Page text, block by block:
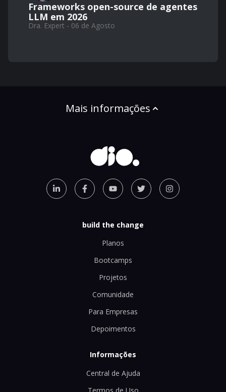
Frameworks open-source de agentes
LLM em 2026
Dra. Expert - 06 de Agosto
Mais informações
build the change
Planos
Bootcamps
Projetos
Comunidade
Para Empresas
Depoimentos
Informações
Central de Ajuda